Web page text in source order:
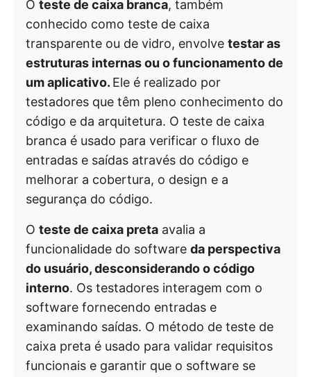
O teste de caixa branca, também
conhecido como teste de caixa
transparente ou de vidro, envolve testar as
estruturas internas ou o funcionamento de
um aplicativo. Ele é realizado por
testadores que têm pleno conhecimento do
código e da arquitetura. O teste de caixa
branca é usado para verificar o fluxo de
entradas e saídas através do código e
melhorar a cobertura, o design e a
segurança do código.
O teste de caixa preta avalia a
funcionalidade do software da perspectiva
do usuário, desconsiderando o código
interno. Os testadores interagem com o
software fornecendo entradas e
examinando saídas. O método de teste de
caixa preta é usado para validar requisitos
funcionais e garantir que o software se